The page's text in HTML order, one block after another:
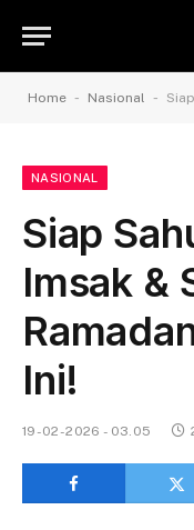
Home - Nasional - Siap
NASIONAL
Siap
Imsak &
Ini!
19-02-2026 - 03.05